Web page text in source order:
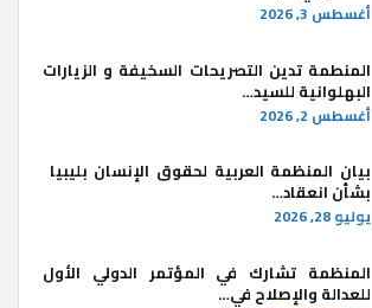
أغسطس 3, 2026
المنطمة تدين التصريحات السخيفة و الزيارات
البهلوانية للسيد…
أغسطس 2, 2026
بيان المنظمة العربية لحقوق الإنسان بليبيا ​
بشأن انعقاد…
يوليو 28, 2026
المنظمة تشارك في المؤتمر الدولي الأول
للعدالة والإصلاح في…